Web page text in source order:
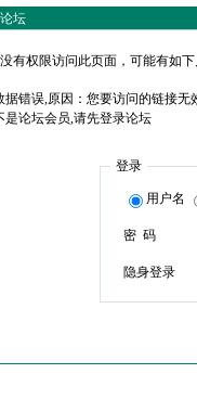
坛
有权限访问此页面，可能有如
据错误,原因：您要访问的链接
是论坛会员,请先登录论坛
登录
用户名
密 码
隐身登录